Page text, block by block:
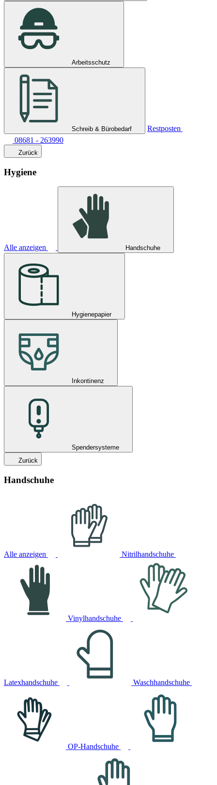
Arbeitsschutz
Schreib & Bürobedarf
Restposten
08681 - 263990
Zurück
Hygiene
Alle anzeigen Handschuhe
Hygienepapier
Inkontinenz
Spendersysteme
Zurück
Handschuhe
Alle anzeigen Nitrilhandschuhe
Vinylhandschuhe
Latexhandschuhe Waschhandschuhe
OP-Handschuhe